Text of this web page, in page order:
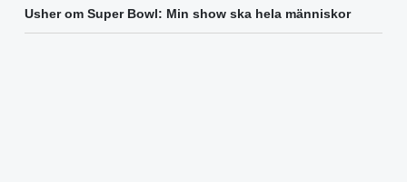
Usher om Super Bowl: Min show ska hela människor